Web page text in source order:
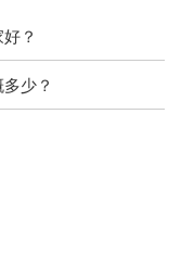
？
少？